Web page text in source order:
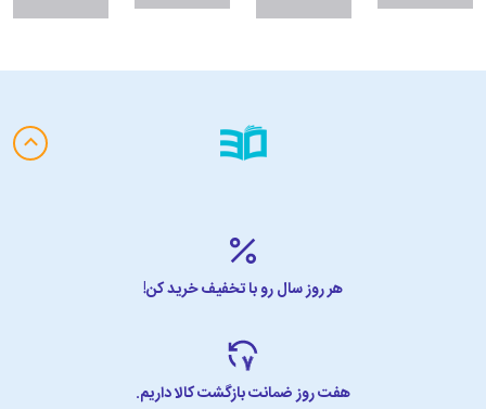
هر روز سال رو با تخفیف خرید کن!
هفت روز ضمانت بازگشت کالا داریم.